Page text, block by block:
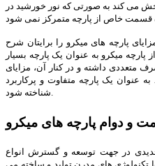
می کند به صورتی که نور خورشید در
پارچه های میکرو را برایتان شرح
پارچه میکرو به عنوان یک پارچه بسیار
متعددی داشته و در کنار آن، مزایای
عنوان یک پارچه متفاوت و پرکاربرد
شناخته شود.
و دوام پارچه های میکرو
در جهت توسعه و گسترش انواع